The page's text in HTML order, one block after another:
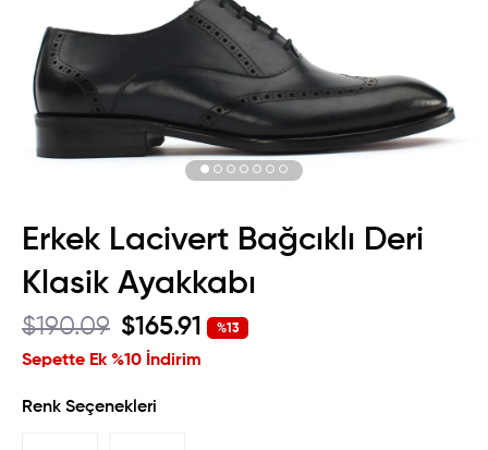
Erkek Lacivert Bağcıklı Deri
Klasik Ayakkabı
$190.09 $165.91
Sepette Ek %10 İndirim
%13
Renk Seçenekleri